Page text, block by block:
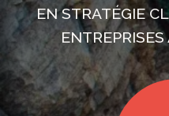
EN STRATÉGIE